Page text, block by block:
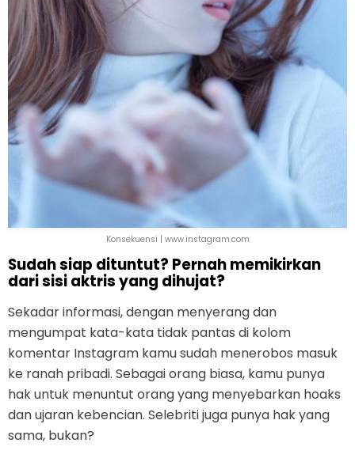
Konsekuensi | www.instagram.com
Sudah siap dituntut? Pernah memikirkan
dari sisi aktris yang dihujat?
Sekadar informasi, dengan menyerang dan
mengumpat kata-kata tidak pantas di kolom
komentar Instagram kamu sudah menerobos masuk
ke ranah pribadi. Sebagai orang biasa, kamu punya
hak untuk menuntut orang yang menyebarkan hoaks
dan ujaran kebencian. Selebriti juga punya hak yang
sama, bukan?